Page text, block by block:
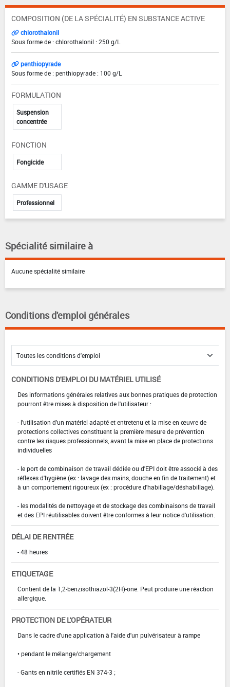
COMPOSITION (DE LA SPÉCIALITÉ) EN SUBSTANCE ACTIVE
chlorothalonil
Sous forme de : chlorothalonil : 250 g/L
penthiopyrade
Sous forme de : penthiopyrade : 100 g/L
FORMULATION
Suspension
concentrée
FONCTION
Fongicide
GAMME D'USAGE
Professionnel
Spécialité similaire à
Aucune spécialité similaire
Conditions d'emploi générales
CONDITIONS D'EMPLOI DU MATÉRIEL UTILISÉ
Des informations générales relatives aux bonnes pratiques de protection
pourront être mises à disposition de l'utilisateur :
- l'utilisation d'un matériel adapté et entretenu et la mise en œuvre de
protections collectives constituent la première mesure de prévention
contre les risques professionnels, avant la mise en place de protections
individuelles
- le port de combinaison de travail dédiée ou d'EPI doit être associé à des
réflexes d'hygiène (ex : lavage des mains, douche en fin de traitement) et
à un comportement rigoureux (ex : procédure d'habillage/déshabillage).
- les modalités de nettoyage et de stockage des combinaisons de travail
et des EPI réutilisables doivent être conformes à leur notice d'utilisation.
DÉLAI DE RENTRÉE
- 48 heures
ETIQUETAGE
Contient de la 1,2-benzisothiazol-3(2H)-one. Peut produire une réaction
allergique.
PROTECTION DE L'OPÉRATEUR
Dans le cadre d'une application à l'aide d'un pulvérisateur à rampe
• pendant le mélange/chargement
- Gants en nitrile certifiés EN 374-3 ;